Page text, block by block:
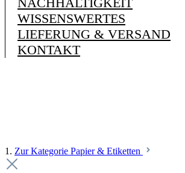
WISSENSWERTES
LIEFERUNG & VERSAND
KONTAKT
1. Zur Kategorie Papier & Etiketten